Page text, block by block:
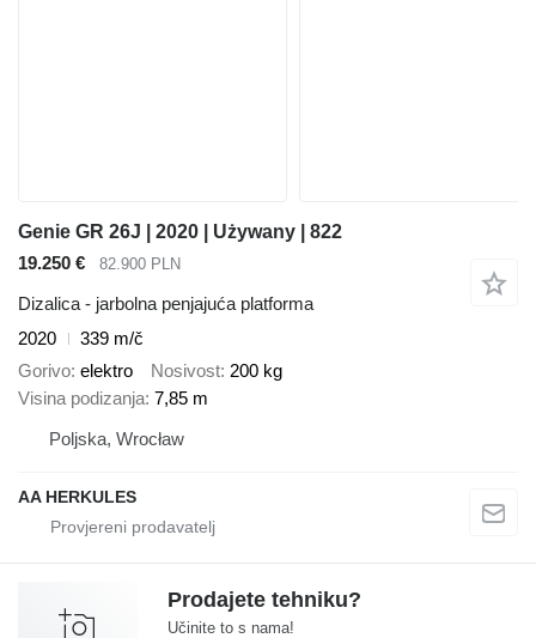
Genie GR 26J | 2020 | Używany | 822
19.250 €
82.900 PLN
Dizalica - jarbolna penjajuća platforma
2020
339 m/č
Gorivo elektro Nosivost 200 kg
Visina podizanja 7,85 m
Poljska, Wrocław
AA HERKULES
Prodajete tehniku?
Učinite to s nama!